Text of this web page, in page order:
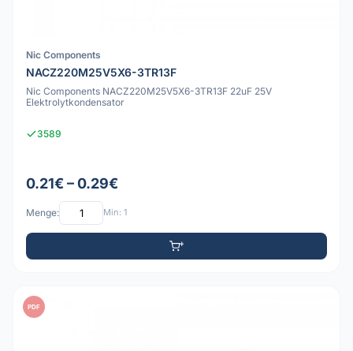
Nic Components
NACZ220M25V5X6-3TR13F
Nic Components NACZ220M25V5X6-3TR13F 22uF 25V
Elektrolytkondensator
3589
0.21€ – 0.29€
Menge: Min: 1
PDF